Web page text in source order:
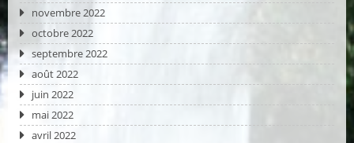
novembre 2022
octobre 2022
septembre 2022
août 2022
juin 2022
mai 2022
avril 2022